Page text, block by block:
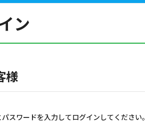
ン
様
スワードを入力してログインしてください。